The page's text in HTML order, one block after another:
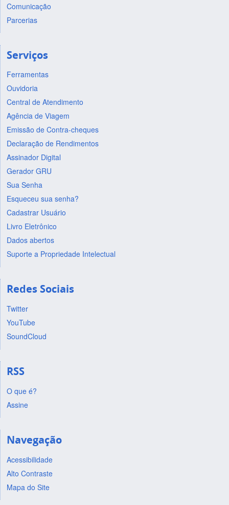
Comunicação
Parcerias
Serviços
Ferramentas
Ouvidoria
Central de Atendimento
Agência de Viagem
Emissão de Contra-cheques
Declaração de Rendimentos
Assinador Digital
Gerador GRU
Sua Senha
Esqueceu sua senha?
Cadastrar Usuário
Livro Eletrônico
Dados abertos
Suporte a Propriedade Intelectual
Redes Sociais
Twitter
YouTube
SoundCloud
RSS
O que é?
Assine
Navegação
Acessibilidade
Alto Contraste
Mapa do Site